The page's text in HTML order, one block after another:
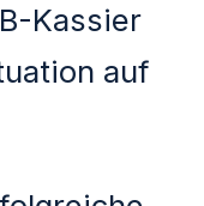
Kassier
auf